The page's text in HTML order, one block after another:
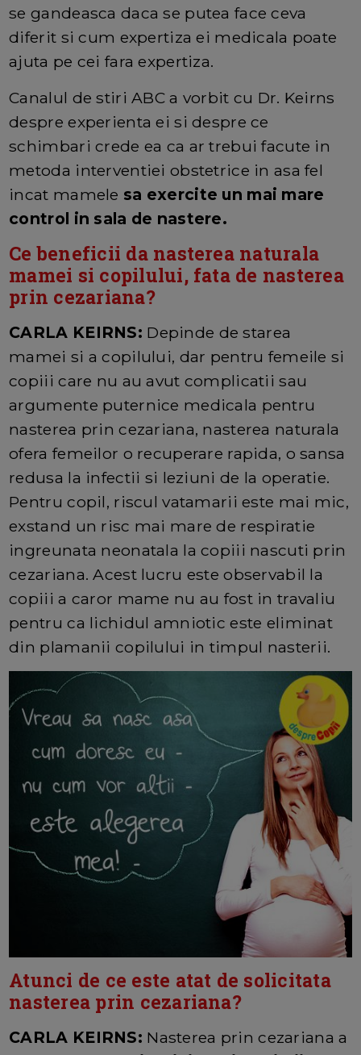
se gandeasca daca se putea face ceva
diferit si cum expertiza ei medicala poate
ajuta pe cei fara expertiza.
Canalul de stiri ABC a vorbit cu Dr. Keirns
despre experienta ei si despre ce
schimbari crede ea ca ar trebui facute in
metoda interventiei obstetrice in asa fel
incat mamele sa exercite un mai mare
control in sala de nastere.
Ce beneficii da nasterea naturala
mamei si copilului, fata de nasterea
prin cezariana?
CARLA KEIRNS: Depinde de starea
mamei si a copilului, dar pentru femeile si
copiii care nu au avut complicatii sau
argumente puternice medicala pentru
nasterea prin cezariana, nasterea naturala
ofera femeilor o recuperare rapida, o sansa
redusa la infectii si leziuni de la operatie.
Pentru copil, riscul vatamarii este mai mic,
exstand un risc mai mare de respiratie
ingreunata neonatala la copiii nascuti prin
cezariana. Acest lucru este observabil la
copiii a caror mame nu au fost in travaliu
pentru ca lichidul amniotic este eliminat
din plamanii copilului in timpul nasterii.
Atunci de ce este atat de solicitata
nasterea prin cezariana?
CARLA KEIRNS: Nasterea prin cezariana a